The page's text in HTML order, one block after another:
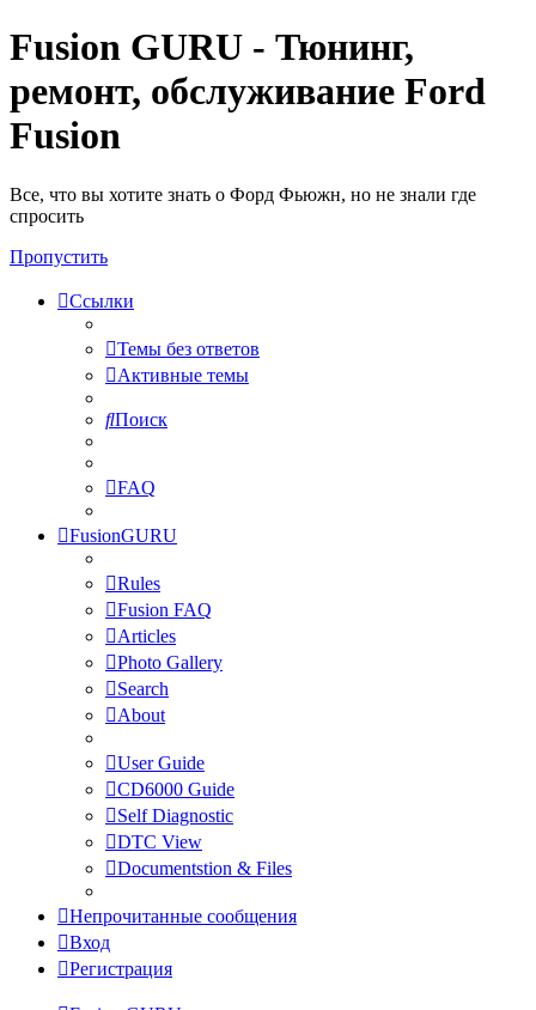
Fusion GURU - Тюнинг,
ремонт, обслуживание Ford
Fusion
Все, что вы хотите знать о Форд Фьюжн, но не знали где
спросить
Пропустить
Ссылки
Темы без ответов
Активные темы
Поиск
FAQ
FusionGURU
Rules
Fusion FAQ
Articles
Photo Gallery
Search
About
User Guide
CD6000 Guide
Self Diagnostic
DTC View
Documentstion & Files
Непрочитанные сообщения
Вход
Регистрация